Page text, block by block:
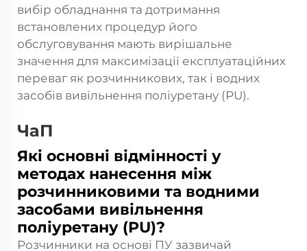
вибір обладнання та дотримання
встановлених процедур його
обслуговування мають вирішальне
значення для максимізації експлуатаційних
переваг як розчинникових, так і водних
засобів вивільнення поліуретану (PU).
ЧаП
Які основні відмінності у
методах нанесення між
розчинниковими та водними
засобами вивільнення
поліуретану (PU)?
Розчинники на основі ПУ зазвичай